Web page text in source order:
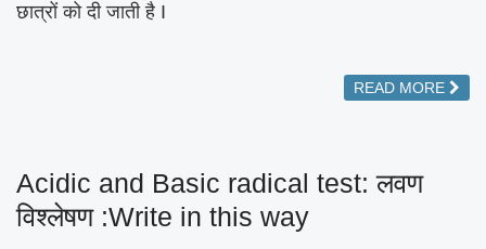
छात्रों को दी जाती है I
READ MORE
Acidic and Basic radical test: लवण
विश्लेषण :Write in this way